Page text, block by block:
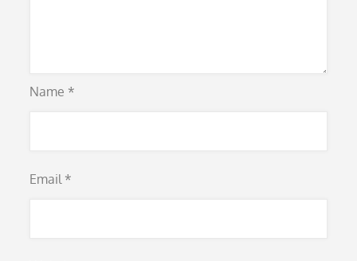
Name *
Email *